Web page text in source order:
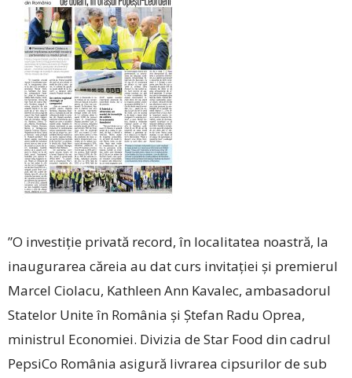
”O investiție privată record, în localitatea noastră, la
inaugurarea căreia au dat curs invitației și premierul
Marcel Ciolacu, Kathleen Ann Kavalec, ambasadorul
Statelor Unite în România și Ștefan Radu Oprea,
ministrul Economiei. Divizia de Star Food din cadrul
PepsiCo România asigură livrarea cipsurilor de sub